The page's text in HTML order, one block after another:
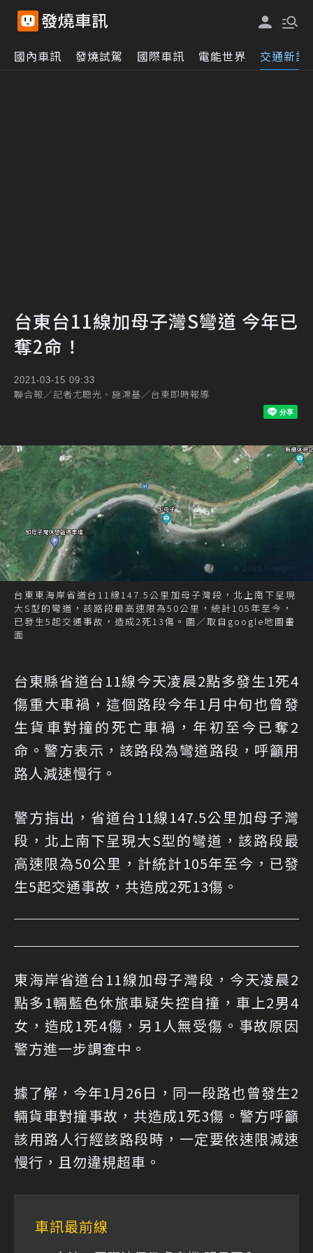
國內車訊 發燒試駕 國際車訊 電能世界 交通新訊
台東台11線加母子灣S彎道 今年已
奪2命！
2021-03-15 09:33
聯合報／記者尤聰光、施鴻基／台東即時報導
台東東海岸省道台11線147.5公里加母子灣段，北上南下呈現
大S型的彎道，該路段最高速限為50公里，統計105年至今，
已發生5起交通事故，造成2死13傷。圖／取自google地圖畫
面
台東縣省道台11線今天凌晨2點多發生1死4
傷重大車禍，這個路段今年1月中旬也曾發
生貨車對撞的死亡車禍，年初至今已奪2
命。警方表示，該路段為彎道路段，呼籲用
路人減速慢行。
警方指出，省道台11線147.5公里加母子灣
段，北上南下呈現大S型的彎道，該路段最
高速限為50公里，計統計105年至今，已發
生5起交通事故，共造成2死13傷。
東海岸省道台11線加母子灣段，今天凌晨2
點多1輛藍色休旅車疑失控自撞，車上2男4
女，造成1死4傷，另1人無受傷。事故原因
警方進一步調查中。
據了解，今年1月26日，同一段路也曾發生2
輛貨車對撞事故，共造成1死3傷。警方呼籲
該用路人行經該路段時，一定要依速限減速
慢行，且勿違規超車。
車訊最前線